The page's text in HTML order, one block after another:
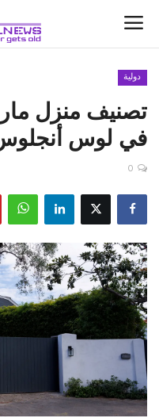
الأخبار
كتّابنا
اقتصاد
علوم وتكنولوجيا
رياضة
فيديو
حياة
دولية
تصنيف منزل
في لوس أنجلوس
0